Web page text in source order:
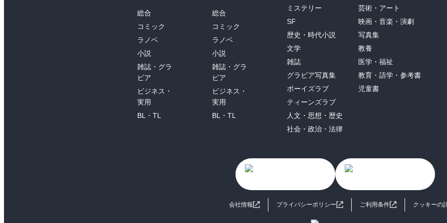
総合
コミック
ラノベ
小説
雑誌・グラ
ビア
ビジネス・
実用
BL・TL
総合
コミック
ラノベ
小説
雑誌・グラ
ビア
ビジネス・
実用
BL・TL
ミステリー
SF
歴史・時代小説
文学
雑誌
グラビア写真集
ボーイズラブ
ティーンズラブ
人文・思想・歴史
社会・政治・法律
芸術・アート
映画・音楽・演劇
写真集
教養
医学・福祉
教育・語学・参考書
児童書
会社情報 プライバシーポリシー ご利用条件 クッキーの